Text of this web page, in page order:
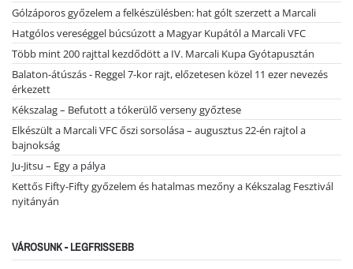
Gólzáporos győzelem a felkészülésben: hat gólt szerzett a Marcali
Hatgólos vereséggel búcsúzott a Magyar Kupától a Marcali VFC
Több mint 200 rajttal kezdődött a IV. Marcali Kupa Gyótapusztán
Balaton-átúszás - Reggel 7-kor rajt, előzetesen közel 11 ezer nevezés
érkezett
Kékszalag – Befutott a tókerülő verseny győztese
Elkészült a Marcali VFC őszi sorsolása – augusztus 22-én rajtol a
bajnokság
Ju-Jitsu – Egy a pálya
Kettős Fifty-Fifty győzelem és hatalmas mezőny a Kékszalag Fesztivál
nyitányán
VÁROSUNK - LEGFRISSEBB